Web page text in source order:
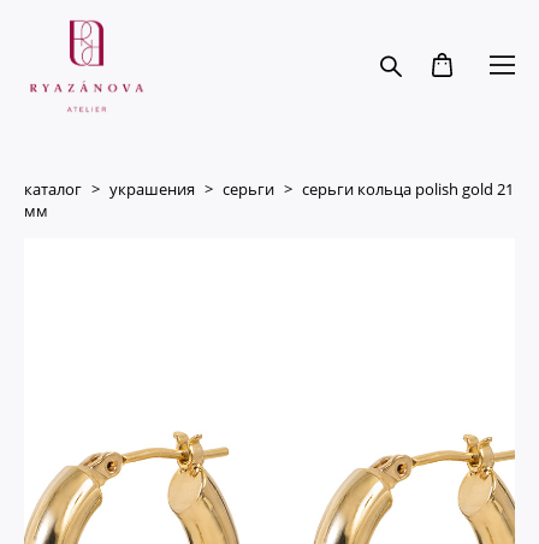
каталог > украшения > серьги > серьги кольца polish gold 21
мм